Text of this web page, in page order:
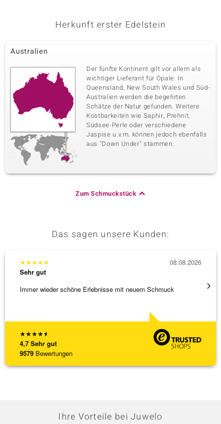
Herkunft erster Edelstein
Australien
Der fünfte Kontinent gilt vor allem als
wichtiger Lieferant für Opale: In
Queensland, New South Wales und Süd-
Australien werden die begehrten
Schätze der Natur gefunden. Weitere
Kostbarkeiten wie Saphir, Prehnit,
Südsee-Perle oder verschiedene
Jaspise u.v.m. können jedoch ebenfalls
aus "Down Under" stammen.
Zum Schmuckstück
Das sagen unsere Kunden:
★★★★★
4,7 Sehr gut
9579 Bewertungen
★★★★★
Sehr gut
Immer wieder schöne Erlebnisse mit neuem Schmuck
08.08.2026
Ihre Vorteile bei Juwelo